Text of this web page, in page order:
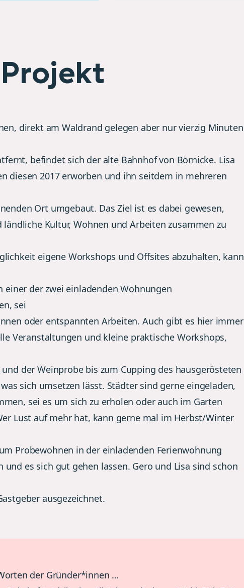
direkt am Waldrand gelegen aber nur vierzig Minuten
befindet sich der alte Bahnhof von Börnicke. Lisa
diesen 2017 erworben und ihn seitdem in mehreren
Ort umgebaut. Das Ziel ist es dabei gewesen,
ländliche Kultur, Wohnen und Arbeiten zusammen zu
eigene Workshops und Offsites abzuhalten, kann
einer der zwei einladenden Wohnungen
sei
oder entspannten Arbeiten. Auch gibt es hier immer
Veranstaltungen und kleine praktische Workshops,
der Weinprobe bis zum Cupping des hausgerösteten
was sich umsetzen lässt. Städter sind gerne eingeladen,
sei es um sich zu erholen oder auch im Garten
Lust auf mehr hat, kann gerne mal im Herbst/Winter
Probewohnen in der einladenden Ferienwohnung
und es sich gut gehen lassen. Gero und Lisa sind schon
ausgezeichnet.
der Gründer*innen …